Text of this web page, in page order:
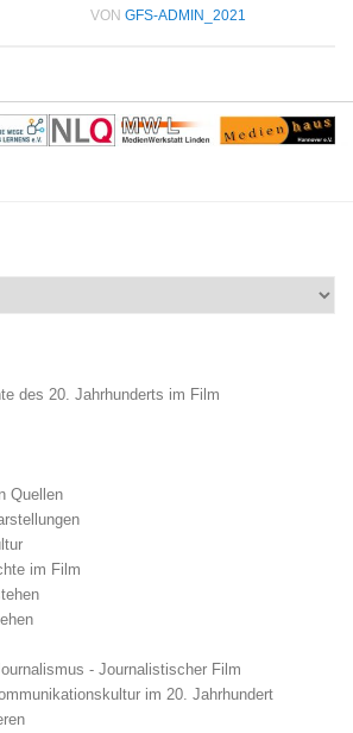
VON GFS-ADMIN_2021
des 20. Jahrhunderts im Film
Quellen
im Film
- Journalistischer Film
im 20. Jahrhundert